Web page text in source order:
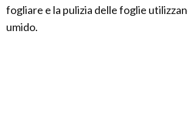
fogliare e la pulizia delle foglie
umido.